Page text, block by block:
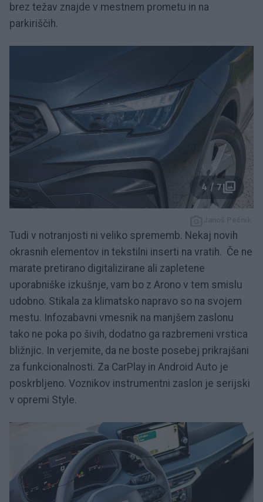
brez težav znajde v mestnem prometu in na
parkiriščih.
4 / 7
Tudi v notranjosti ni veliko sprememb. Nekaj novih
okrasnih elementov in tekstilni inserti na vratih. Če ne
marate pretirano digitalizirane ali zapletene
uporabniške izkušnje, vam bo z Arono v tem smislu
udobno. Stikala za klimatsko napravo so na svojem
mestu. Infozabavni vmesnik na manjšem zaslonu
tako ne poka po šivih, dodatno ga razbremeni vrstica
bližnjic. In verjemite, da ne boste posebej prikrajšani
za funkcionalnosti. Za CarPlay in Android Auto je
poskrbljeno. Voznikov instrumentni zaslon je serijski
v opremi Style.